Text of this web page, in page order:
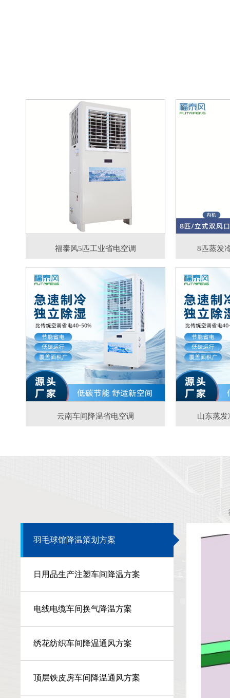
福泰风5匹工业省电空调 8匹蒸发
云南车间降温省电空调 山东蒸
羽毛球馆降温策划方案
日用品生产注塑车间降温方案
电线电缆车间换气降温方案
绣花纺织车间降温通风方案
顶层铁皮房车间降温通风方案